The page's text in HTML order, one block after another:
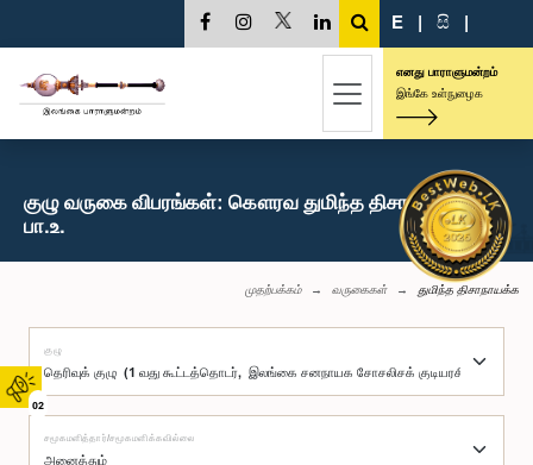
02
E | සි |
எனது பாராளுமன்றம்
இங்கே உள்நுழைக
குழு வருகை விபரங்கள்: கௌரவ துமிந்த திசாநாயக்க,
பா.உ.
முதற்பக்கம் வருகைகள் துமிந்த திசாநாயக்க
குழு
சமூகமளித்தார்/சமூகமளிக்கவில்லை